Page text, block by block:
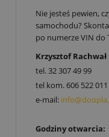
Nie jesteś pewien,
samochodu?
po numerze VIN do
Krzysztof Rachwał
tel.32 307 49 99
tel kom.606 522 011
e-mail:
Godziny otwarcia: